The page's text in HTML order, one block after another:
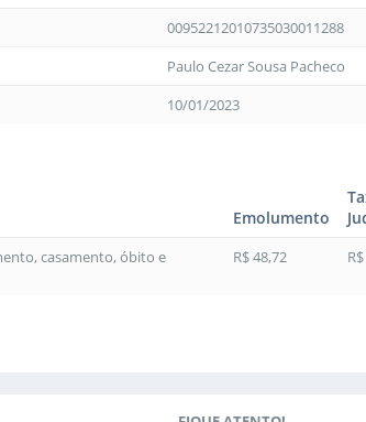
00952212010735030011288
Paulo Cezar Sousa Pacheco
10/01/2023
Emolumento
casamento, óbito e
R$ 48,72